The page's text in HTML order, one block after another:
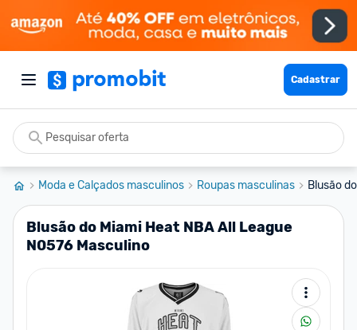
Cadastrar
Moda e Calçados masculinos Roupas masculinas Blusão
Blusão do Miami Heat NBA All League
N0576 Masculino